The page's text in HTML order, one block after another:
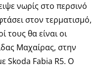
νωρίς στο περσινό
στον τερματισμό,
τους θα είναι οι
Μαχαίρας, στην
Skoda Fabia R5. Ο